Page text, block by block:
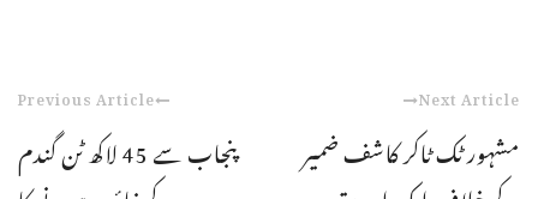
Previous Article
پنجاب سے 45 لاکھ ٹن گندم
Next Article
مشہور ٹک ٹاکر کاشف ضمیر